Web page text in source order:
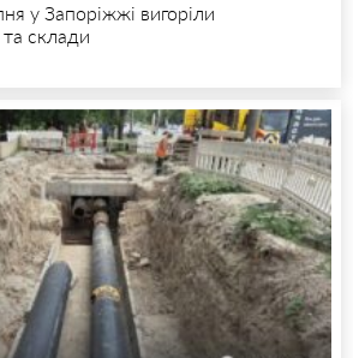
у Запоріжжі вигоріли
склади